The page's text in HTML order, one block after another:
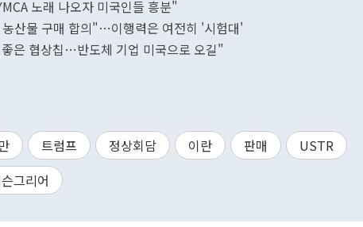
노래 나오자 미국인들 흥분"
산물 구매 합의"…이행력은 여전히 '시험대'
은 협상칩…반도체 기업 미국으로 오길"
트럼프 정상회담 이란 판매
USTR
그리어